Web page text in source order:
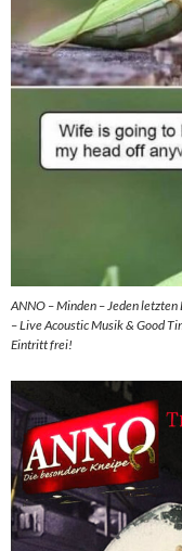
ANNO – Minden – Jeden
– Live Acoustic Musik & Good
Eintritt frei!